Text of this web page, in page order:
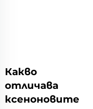
Какво
отличава
ксеноновите